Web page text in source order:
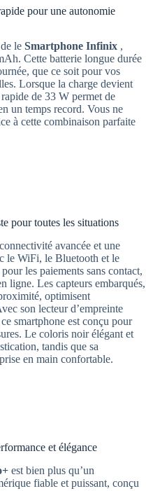
pour une autonomie
le Smartphone Infinix ,
Cette batterie longue durée
que ce soit pour vos
Lorsque la charge devient
de 33 W permet de
un temps record. Vous ne
à cette combinaison parfaite
pour toutes les situations
avancée et une
le WiFi, le Bluetooth et le
les paiements sans contact,
ligne. Les capteurs embarqués,
optimisent
son lecteur d’empreinte
smartphone est conçu pour
Le coloris noir élégant et
tandis que sa
en main confortable.
et élégance
est bien plus qu’un
fiable et puissant, conçu